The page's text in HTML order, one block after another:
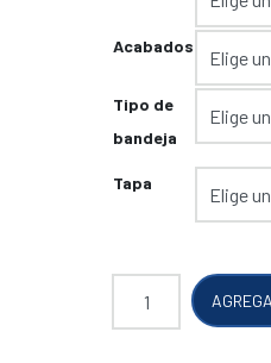
Acabados
Tipo de
bandeja
Tapa
"TE" de bandeja tipo